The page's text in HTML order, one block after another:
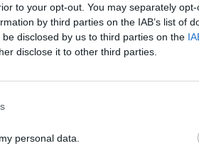
to your opt-out. You may separately
by third parties on the IAB’s list of
disclosed by us to third parties on the
disclose it to other third parties.
personal data.
viņu vecāki
dienas plānu, mācoties
ir visaugstākajā punktā.